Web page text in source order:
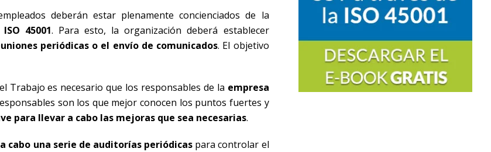
deberán estar plenamente concienciados de la
45001. Para esto, la organización deberá establecer
periódicas o el envío de comunicados. El objetivo
Trabajo es necesario que los responsables de la empresa
son los que mejor conocen los puntos fuertes y
para llevar a cabo las mejoras que sea necesarias.
cabo una serie de auditorías periódicas para controlar el